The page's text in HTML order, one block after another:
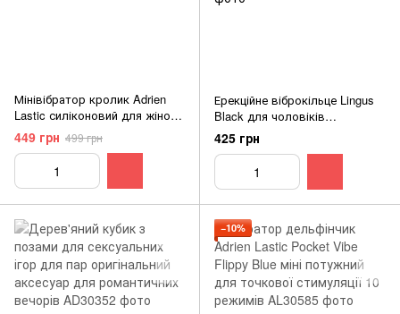
Мінівібратор кролик Adrien
Lastic силіконовий для жінок
з вібрацією для інтимного
масажу
449 грн 499 грн
Ерекційне віброкільце Lingus
Black для чоловіків
стимуляція клітора
продовження акту безпечний
силікон
425 грн
−10%